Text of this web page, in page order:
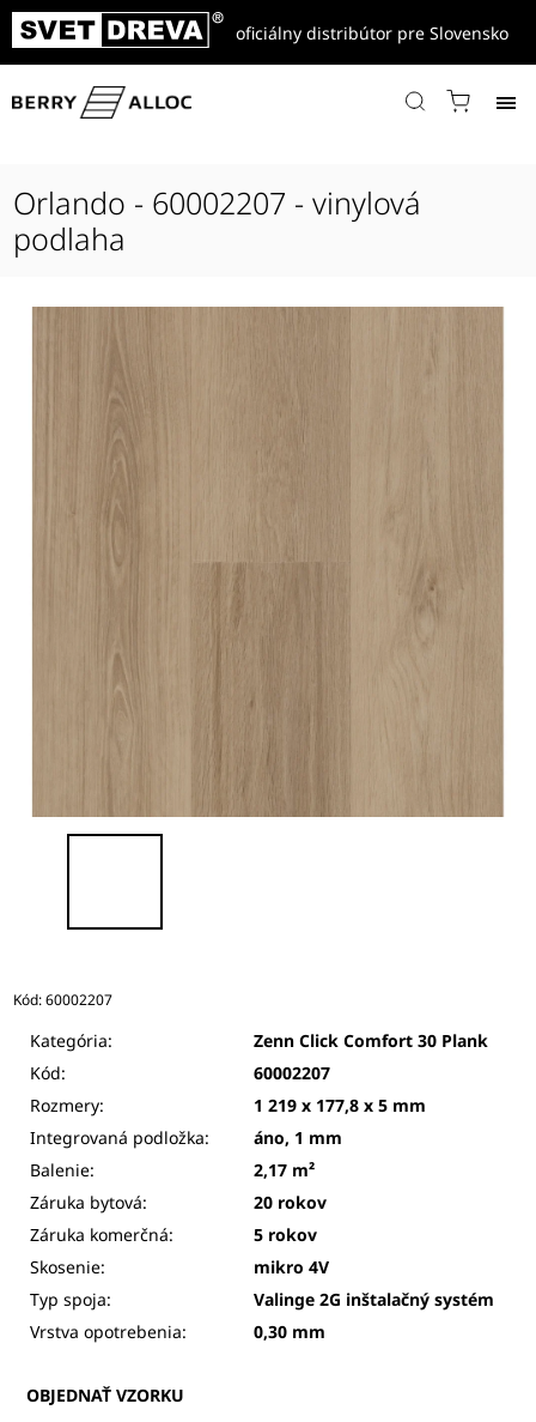
oficiálny distribútor pre Slovensko
Domov / Produkty / Vinylové podlahy Zenn 30
Zenn Click Comfort 30 Plank
Orlando - 60002207 - vinylová podlaha
Orlando - 60002207 - vinylová
podlaha
Kód:60002207
Kategória:
Zenn Click Comfort 30 Plank
Kód:
60002207
Rozmery:
1 219 x 177,8 x 5 mm
Integrovaná podložka:
áno, 1 mm
Balenie:
2,17 m²
Záruka bytová:
20 rokov
Záruka komerčná:
5 rokov
Skosenie:
mikro 4V
Typ spoja:
Valinge 2G inštalačný systém
Vrstva opotrebenia:
0,30 mm
OBJEDNAŤ VZORKU